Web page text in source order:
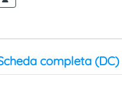
completa (DC)